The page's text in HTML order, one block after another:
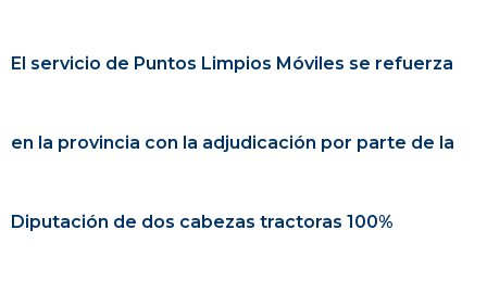
El servicio de Puntos Limpios Móviles se refuerza
en la provincia con la adjudicación por parte de la
Diputación de dos cabezas tractoras 100%